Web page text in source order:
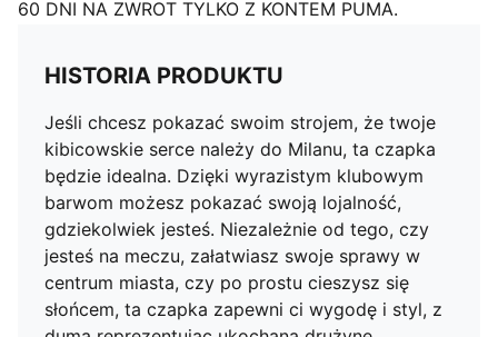
60 DNI NA ZWROT TYLKO Z KONTEM PUMA.
HISTORIA PRODUKTU
Jeśli chcesz pokazać swoim strojem, że twoje
kibicowskie serce należy do Milanu, ta czapka
będzie idealna. Dzięki wyrazistym klubowym
barwom możesz pokazać swoją lojalność,
gdziekolwiek jesteś. Niezależnie od tego, czy
jesteś na meczu, załatwiasz swoje sprawy w
centrum miasta, czy po prostu cieszysz się
słońcem, ta czapka zapewni ci wygodę i styl, z